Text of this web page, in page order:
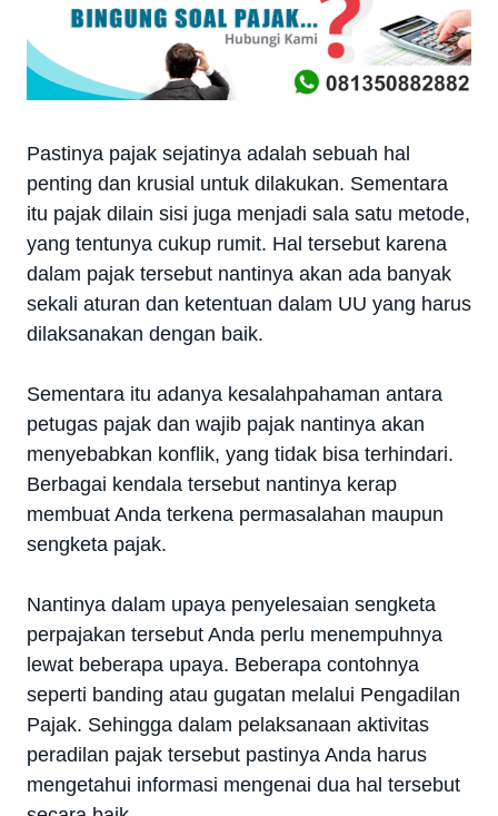
Pastinya pajak sejatinya adalah sebuah hal
penting dan krusial untuk dilakukan. Sementara
itu pajak dilain sisi juga menjadi sala satu metode,
yang tentunya cukup rumit. Hal tersebut karena
dalam pajak tersebut nantinya akan ada banyak
sekali aturan dan ketentuan dalam UU yang harus
dilaksanakan dengan baik.
Sementara itu adanya kesalahpahaman antara
petugas pajak dan wajib pajak nantinya akan
menyebabkan konflik, yang tidak bisa terhindari.
Berbagai kendala tersebut nantinya kerap
membuat Anda terkena permasalahan maupun
sengketa pajak.
Nantinya dalam upaya penyelesaian sengketa
perpajakan tersebut Anda perlu menempuhnya
lewat beberapa upaya. Beberapa contohnya
seperti banding atau gugatan melalui Pengadilan
Pajak. Sehingga dalam pelaksanaan aktivitas
peradilan pajak tersebut pastinya Anda harus
mengetahui informasi mengenai dua hal tersebut